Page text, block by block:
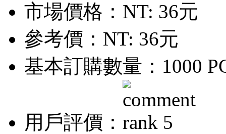
市場價格： NT: 36元
參考價： NT: 36元
基本訂購數量：1000
用戶評價：